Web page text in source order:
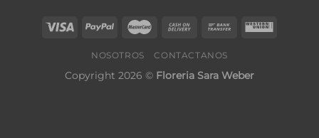
NOSOTROS CONTACTANOS
Copyright 2026 © Floreria Sara Weber